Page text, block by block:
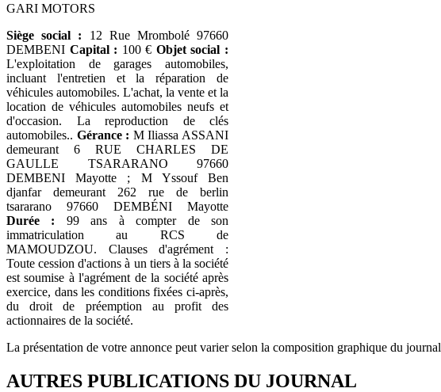
GARI MOTORS
Siège social : 12 Rue Mrombolé 97660
DEMBENI Capital : 100 € Objet social :
L'exploitation de garages automobiles,
incluant l'entretien et la réparation de
véhicules automobiles. L'achat, la vente et la
location de véhicules automobiles neufs et
d'occasion. La reproduction de clés
automobiles.. Gérance : M Iliassa ASSANI
demeurant 6 RUE CHARLES DE
GAULLE TSARARANO 97660
DEMBENI Mayotte ; M Yssouf Ben
djanfar demeurant 262 rue de berlin
tsararano 97660 DEMBÉNI Mayotte
Durée : 99 ans à compter de son
immatriculation au RCS de
MAMOUDZOU. Clauses d'agrément :
Toute cession d'actions à un tiers à la société
est soumise à l'agrément de la société après
exercice, dans les conditions fixées ci-après,
du droit de préemption au profit des
actionnaires de la société.
La présentation de votre annonce peut varier selon la composition graphique du journal
AUTRES PUBLICATIONS DU JOURNAL